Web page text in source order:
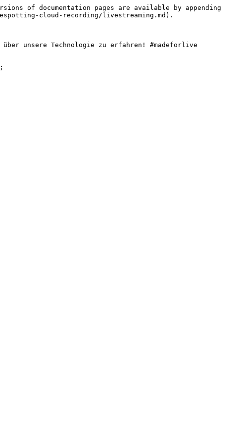
of documentation pages are available by appending
cloud-recording/livestreaming.md).
unsere Technologie zu erfahren! #madeforlive